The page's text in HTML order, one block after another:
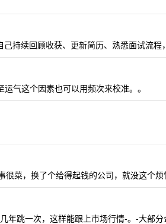
持续回顾收获、更新简历、熟悉面试流程
气这个因素也可以用频次来校准。。
菜，换了个给得起钱的公司，就没这个烦
年跳一次，这样能跟上市场行情-。-大部